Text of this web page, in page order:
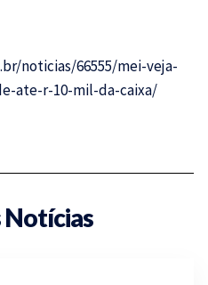
noticias/66555/mei-veja-
ate-r-10-mil-da-caixa/